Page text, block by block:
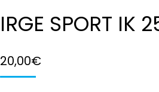
IRGE SPORT IK
20,00€